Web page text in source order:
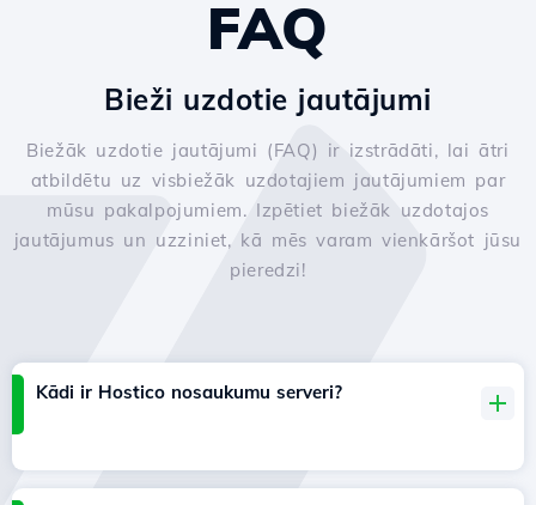
FAQ
Bieži uzdotie jautājumi
Biežāk uzdotie jautājumi (FAQ) ir izstrādāti, lai ātri
atbildētu uz visbiežāk uzdotajiem jautājumiem par
mūsu pakalpojumiem. Izpētiet biežāk uzdotajos
jautājumus un uzziniet, kā mēs varam vienkāršot jūsu
pieredzi!
Kādi ir Hostico nosaukumu serveri?